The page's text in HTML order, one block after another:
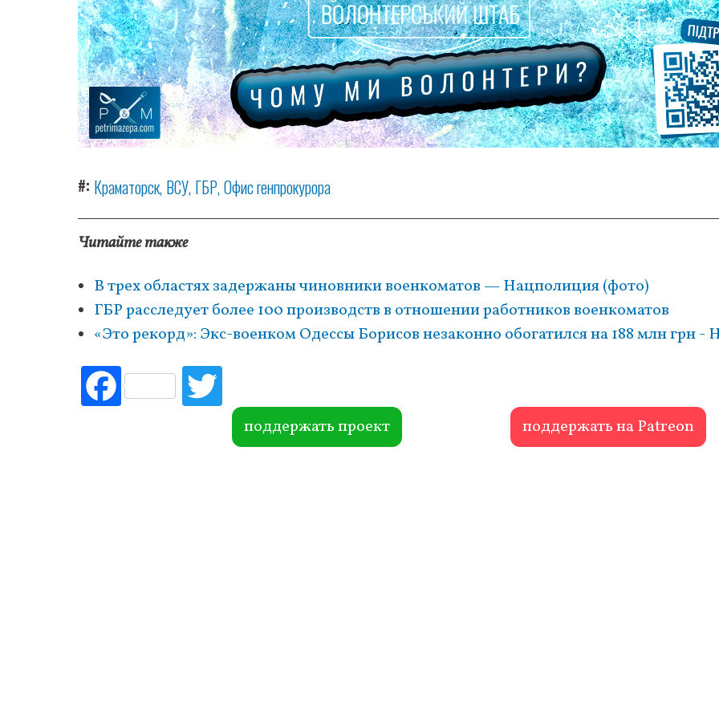
# Краматорск ВСУ ГБР Офис генпрокурора
Читайте также
В трех областях задержаны чиновники военкоматов — Нацполиция (фото)
ГБР расследует более 100 производств в отношении работников военкоматов
«Это рекорд»: Экс-военком Одессы Борисов незаконно обогатился на 188 млн грн
Fac
ebo itte
r поддержать проект поддержать на Patreon